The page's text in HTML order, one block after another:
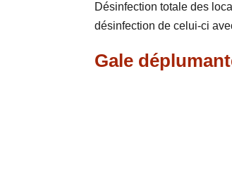
Désinfection totale des
désinfection de celui-ci
Gale